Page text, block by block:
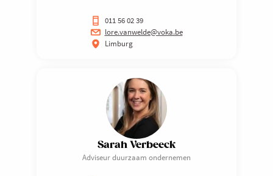
011 56 02 39
lore.vanwelde@voka.be
Limburg
Sarah Verbeeck
Adviseur duurzaam ondernemen